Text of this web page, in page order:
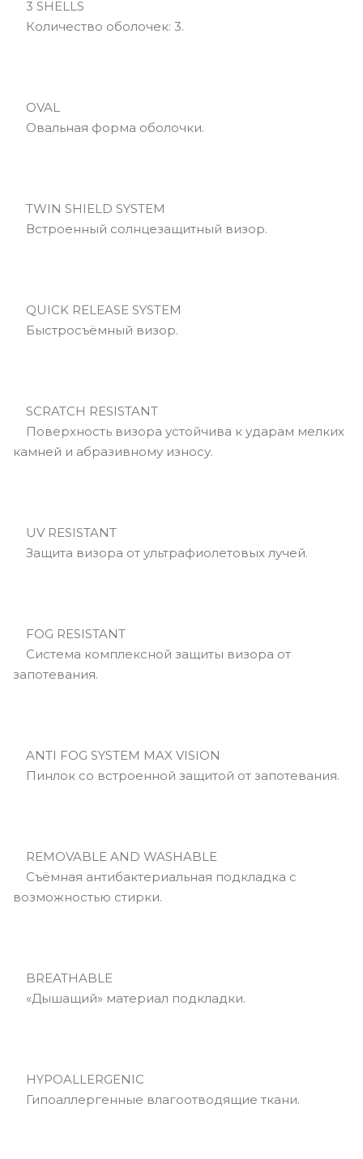
3 SHELLS
Количество оболочек: 3.
OVAL
Овальная форма оболочки.
TWIN SHIELD SYSTEM
Встроенный солнцезащитный визор.
QUICK RELEASE SYSTEM
Быстросъёмный визор.
SCRATCH RESISTANT
Поверхность визора устойчива к ударам мелких
камней и абразивному износу.
UV RESISTANT
Защита визора от ультрафиолетовых лучей.
FOG RESISTANT
Система комплексной защиты визора от
запотевания.
ANTI FOG SYSTEM MAX VISION
Пинлок со встроенной защитой от запотевания.
REMOVABLE AND WASHABLE
Съёмная антибактериальная подкладка с
возможностью стирки.
BREATHABLE
«Дышащий» материал подкладки.
HYPOALLERGENIC
Гипоаллергенные влагоотводящие ткани.